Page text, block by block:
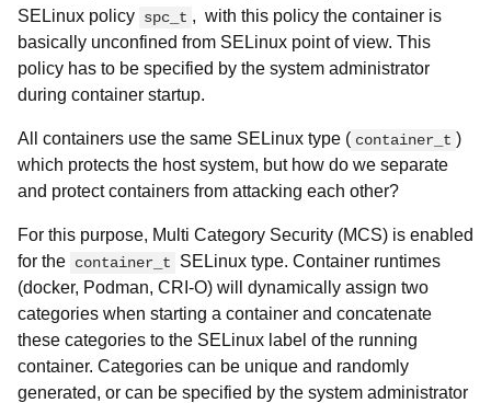
SELinux policy spc_t , with this policy the container is
basically unconfined from SELinux point of view. This
policy has to be specified by the system administrator
during container startup.
All containers use the same SELinux type ( container_t )
which protects the host system, but how do we separate
and protect containers from attacking each other?
For this purpose, Multi Category Security (MCS) is enabled
for the container_t
SELinux type. Container runtimes
(docker, Podman, CRI-O) will dynamically assign two
categories when starting a container and concatenate
these categories to the SELinux label of the running
container. Categories can be unique and randomly
generated, or can be specified by the system administrator